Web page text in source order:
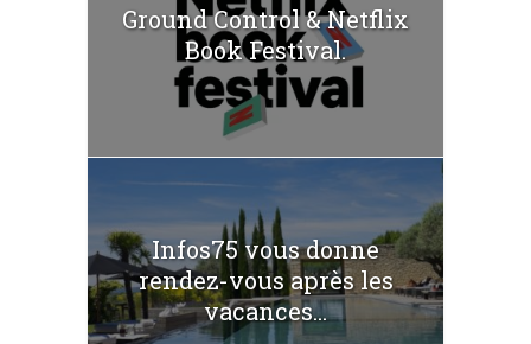
Ground Control & Netflix
Book Festival.
Infos75 vous donne
rendez-vous après les
vacances...